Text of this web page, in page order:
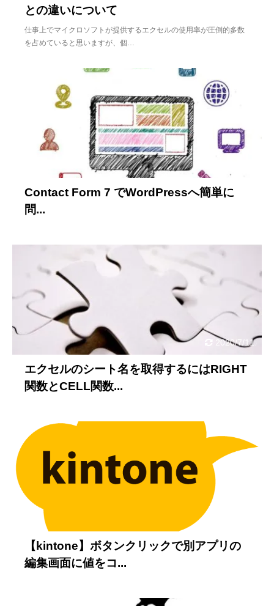
との違いについて
仕事上でマイクロソフトが提供するエクセルの使用率が圧倒的多数
を占めていると思いますが、個…
Contact Form 7 でWordPressへ簡単に
問...
2020/7/11
エクセルのシート名を取得するにはRIGHT
関数とCELL関数...
【kintone】ボタンクリックで別アプリの
編集画面に値をコ...